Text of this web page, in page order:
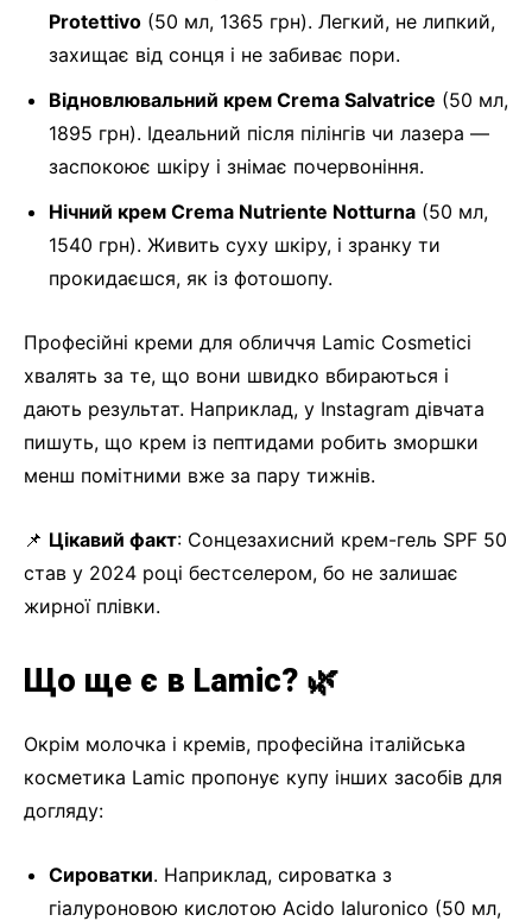
Protettivo (50 мл, 1365 грн). Легкий, не липкий,
захищає від сонця і не забиває пори.
Відновлювальний крем Crema Salvatrice (50 мл,
1895 грн). Ідеальний після пілінгів чи лазера —
заспокоює шкіру і знімає почервоніння.
Нічний крем Crema Nutriente Notturna (50 мл,
1540 грн). Живить суху шкіру, і зранку ти
прокидаєшся, як із фотошопу.
Професійні креми для обличчя Lamic Cosmetici
хвалять за те, що вони швидко вбираються і
дають результат. Наприклад, у Instagram дівчата
пишуть, що крем із пептидами робить зморшки
менш помітними вже за пару тижнів.
📌 Цікавий факт: Сонцезахисний крем-гель SPF 50
став у 2024 році бестселером, бо не залишає
жирної плівки.
Що ще є в Lamic? 🌿
Окрім молочка і кремів, професійна італійська
косметика Lamic пропонує купу інших засобів для
догляду:
Сироватки. Наприклад, сироватка з
гіалуроновою кислотою Acido Ialuronico (50 мл,